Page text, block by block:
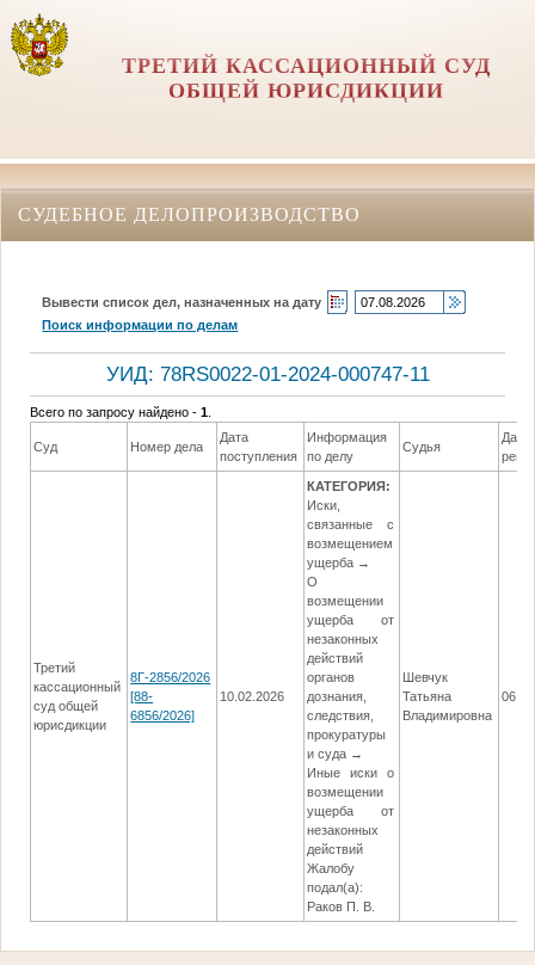
ТРЕТИЙ КАССАЦИОННЫЙ СУД
ОБЩЕЙ ЮРИСДИКЦИИ
СУДЕБНОЕ ДЕЛОПРОИЗВОДСТВО
Вывести список дел, назначенных на дату
Поиск информации по делам
УИД: 78RS0022-01-2024-000747-11
Всего по запросу найдено -1
Суд Номер дела
Дата
поступления
Информация
по делу
Судья
Дата
Третий
кассационный
суд общей
юрисдикции
8Г-2856/2026
[88-
6856/2026]
10.02.2026
КАТЕГОРИЯ:
Иски,
связанные с
возмещением
ущерба →
О
возмещении
ущерба от
незаконных
действий
органов
дознания,
следствия,
прокуратуры
и суда →
Иные иски о
возмещении
ущерба от
незаконных
действий
Жалобу
подал(а):
Раков П. В.
Шевчук
Татьяна
Владимировна